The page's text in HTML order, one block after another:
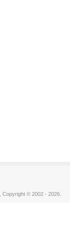
Copyright © 2002 - 2026.